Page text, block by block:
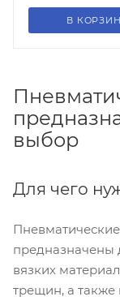
В
выбор
Для чего
предназначены
вязких
трещин, а также